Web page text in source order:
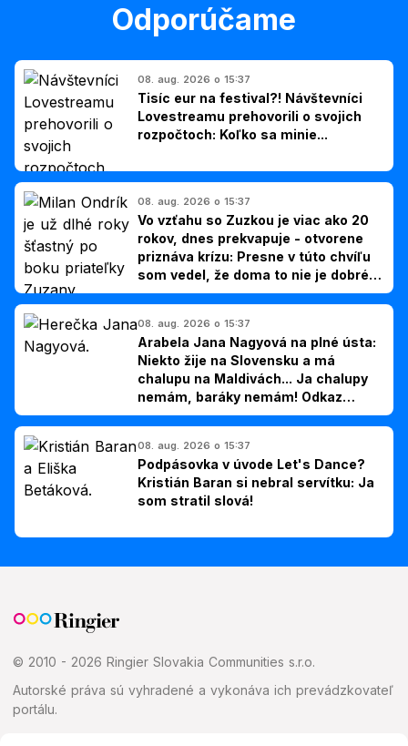
Odporúčame
08. aug. 2026 o 15:37
Tisíc eur na festival?! Návštevníci
Lovestreamu prehovorili o svojich
rozpočtoch: Koľko sa minie...
08. aug. 2026 o 15:37
Vo vzťahu so Zuzkou je viac ako 20
rokov, dnes prekvapuje - otvorene
priznáva krízu: Presne v túto chvíľu
som vedel, že doma to nie je dobré,
hovorí Milan Ondrík
08. aug. 2026 o 15:37
Arabela Jana Nagyová na plné ústa:
Niekto žije na Slovensku a má
chalupu na Maldivách... Ja chalupy
nemám, baráky nemám! Odkaz
Slovákom
08. aug. 2026 o 15:37
Podpásovka v úvode Let's Dance?
Kristián Baran si nebral servítku: Ja
som stratil slová!
© 2010 - 2026 Ringier Slovakia Communities s.r.o.
Autorské práva sú vyhradené a vykonáva ich prevádzkovateľ
portálu.